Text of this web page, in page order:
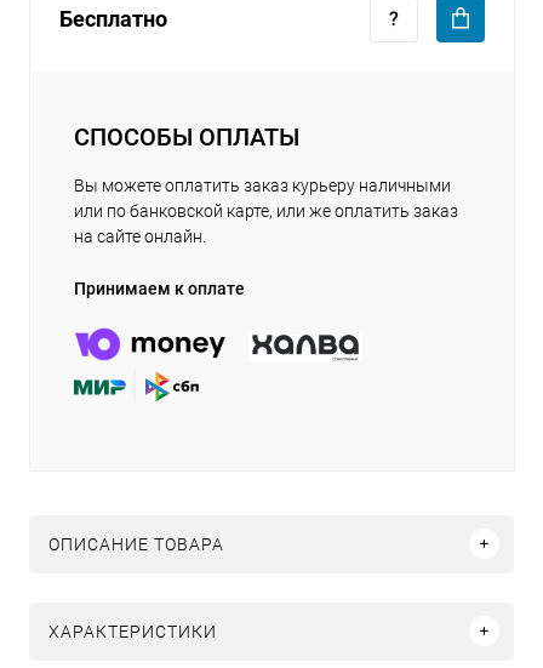
Бесплатно
СПОСОБЫ ОПЛАТЫ
Вы можете оплатить заказ курьеру наличными
или по банковской карте, или же оплатить заказ
на сайте онлайн.
Принимаем к оплате
ОПИСАНИЕ ТОВАРА
ХАРАКТЕРИСТИКИ